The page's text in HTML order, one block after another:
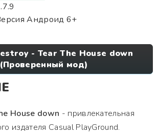
Андроид 6+
- Tear The House down
(Проверенный мод)
House down - привлекательная
издателя Casual PlayGround.